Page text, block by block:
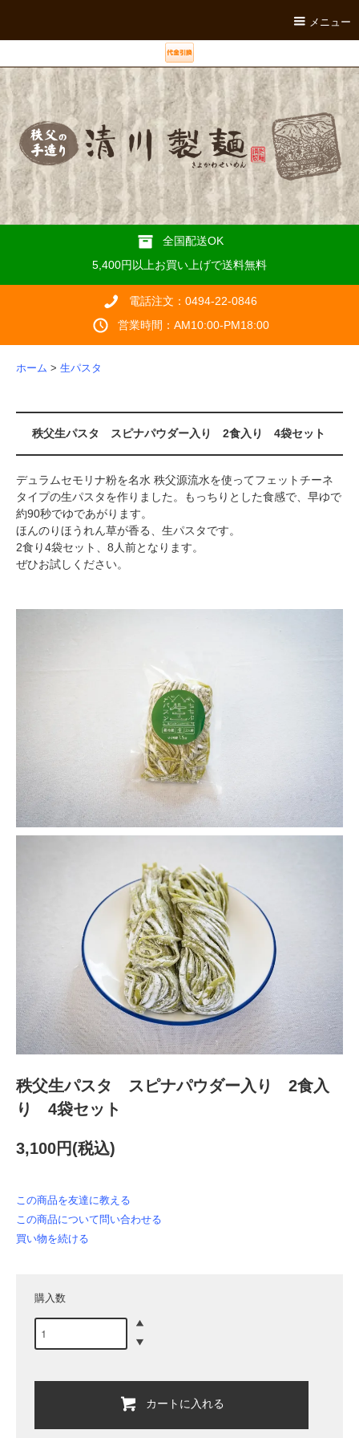
メニュー
全国配送OK
5,400円以上お買い上げで送料無料
電話注文：0494-22-0846
営業時間：AM10:00-PM18:00
ホーム > 生パスタ
秩父生パスタ スピナパウダー入り 2食入り 4袋セット
デュラムセモリナ粉を名水 秩父源流水を使ってフェットチーネ
タイプの生パスタを作りました。もっちりとした食感で、早ゆで
約90秒でゆであがります。
ほんのりほうれん草が香る、生パスタです。
2食り4袋セット、8人前となります。
ぜひお試しください。
秩父生パスタ スピナパウダー入り 2食入
り 4袋セット
3,100円(税込)
この商品を友達に教える
この商品について問い合わせる
買い物を続ける
購入数
カートに入れる